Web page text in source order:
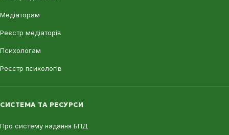
Медіаторам
Реєстр медіаторів
Психологам
Реєстр психологів
СИСТЕМА ТА РЕСУРСИ
Про систему надання БПД